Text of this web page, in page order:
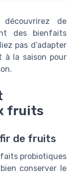
de
des bienfaits
pas d’adapter
à la saison pour
fruits
de fruits
probiotiques
conserver le